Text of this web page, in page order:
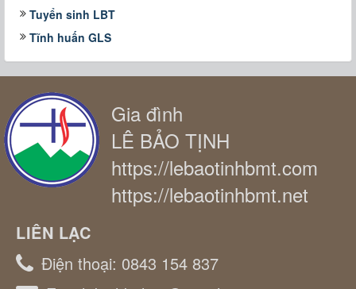
Tuyển sinh LBT
Tĩnh huấn GLS
Gia đình
LÊ BẢO TỊNH
https://lebaotinhbmt.com
https://lebaotinhbmt.net
LIÊN LẠC
Điện thoại: 0843 154 837